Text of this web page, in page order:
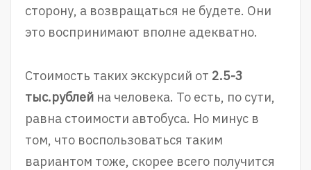
сторону, а возвращаться не будете. Они
это воспринимают вполне адекватно.
Стоимость таких экскурсий от 2.5-3
тыс.рублей на человека. То есть, по сути,
равна стоимости автобуса. Но минус в
том, что воспользоваться таким
вариантом тоже, скорее всего получится